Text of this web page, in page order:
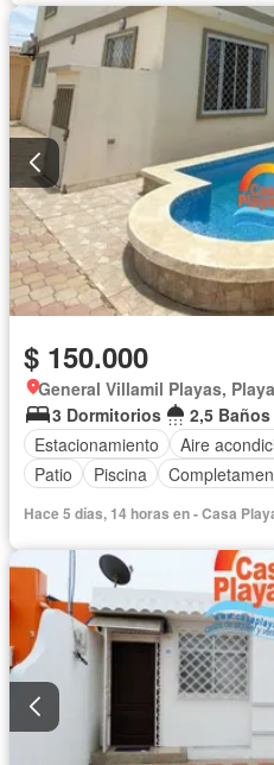
$ 150.000
General Villamil Playas,
3 Dormitorios
2,5 Baños
Estacionamiento
Aire
Patio
Piscina
Hace 5 días, 14 horas en - Casa